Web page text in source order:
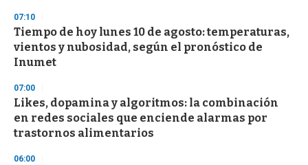
d
s
07:10
Tiempo de hoy lunes 10 de agosto: temperaturas,
vientos y nubosidad, según el pronóstico de
Inumet
07:00
Likes, dopamina y algoritmos: la combinación
en redes sociales que enciende alarmas por
trastornos alimentarios
06:00